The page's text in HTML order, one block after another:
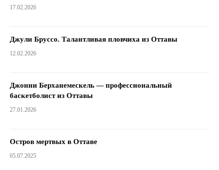
17.02.2026
Джули Бруссо. Талантливая пловчиха из Оттавы
12.02.2026
Джонни Берханемескель — профессиональный
баскетболист из Оттавы
27.01.2026
Остров мертвых в Оттаве
05.07.2025